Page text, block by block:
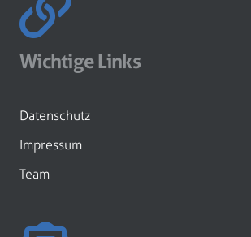
Wichtige Links
Datenschutz
Impressum
Team